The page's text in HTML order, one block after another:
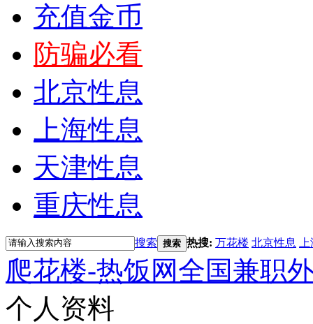
充值金币
防骗必看
北京性息
上海性息
天津性息
重庆性息
搜索 搜索 热搜: 万花楼 北京性息
爬花楼-热饭网全国兼职
个人资料